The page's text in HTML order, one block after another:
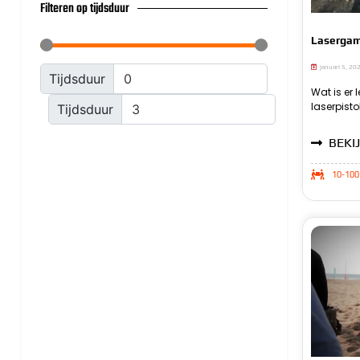
Filteren op tijdsduur
Tijdsduur
Tijdsduur
januari 5,
Wat is er
10-100